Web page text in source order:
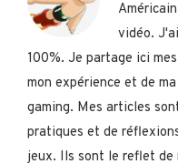
vidéo.
100%. Je partage ici
mon expérience et de
gaming. Mes articles
pratiques et de
jeux. Ils sont le reflet de